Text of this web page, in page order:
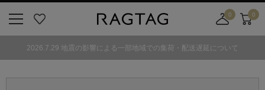
気
0
舗
0
2026.7.29 地震の影響による一部地域での集荷・配送遅延について